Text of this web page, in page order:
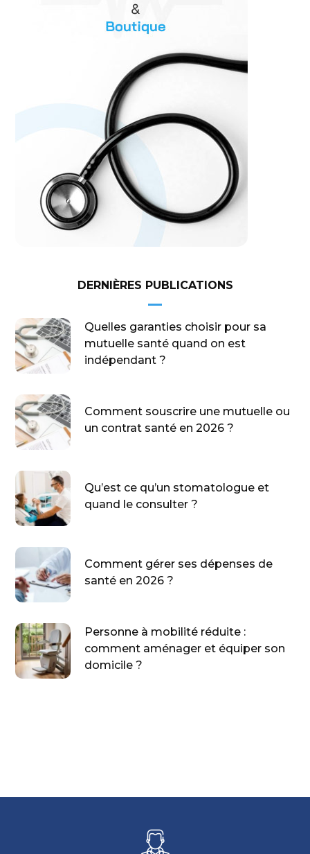
DERNIÈRES PUBLICATIONS
Quelles garanties choisir pour sa
mutuelle santé quand on est
indépendant ?
Comment souscrire une mutuelle ou
un contrat santé en 2026 ?
Qu’est ce qu’un stomatologue et
quand le consulter ?
Comment gérer ses dépenses de
santé en 2026 ?
Personne à mobilité réduite :
comment aménager et équiper son
domicile ?